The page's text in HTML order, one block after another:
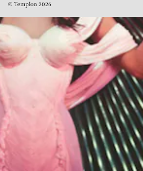
© Templon 2026